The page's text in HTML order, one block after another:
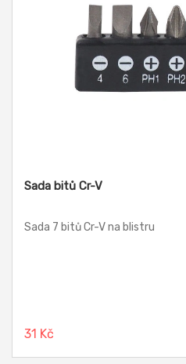
Sada bitů Cr-V
Sada 7 bitů Cr-V na blistru
31 Kč